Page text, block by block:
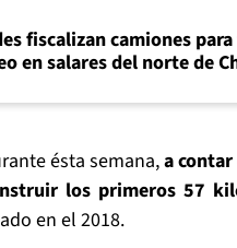
fiscalizan camiones
en salares del norte de
ésta semana,a
los primeros 57
en el 2018.